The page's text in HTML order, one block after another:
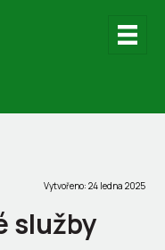
Vytvořeno: 24 ledna 2025
služby